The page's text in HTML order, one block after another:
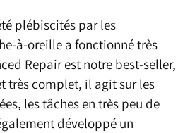
plébiscités par les
à-oreille a fonctionné très
Repair est notre best-seller,
très complet, il agit sur les
les tâches en très peu de
développé un